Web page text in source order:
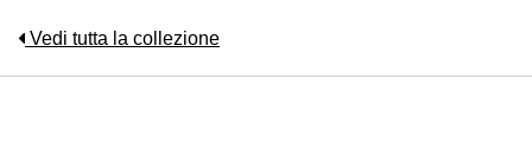
Vedi tutta la collezione